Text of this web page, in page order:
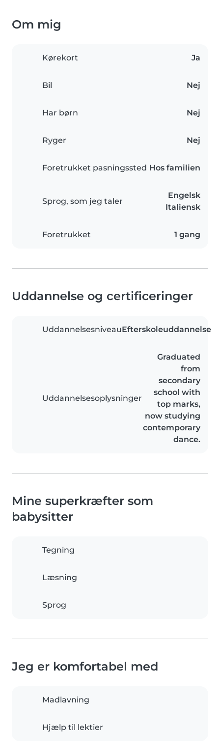
Om mig
Kørekort Ja
Bil Nej
Har børn Nej
Ryger Nej
Foretrukket pasningssted Hos familien
Sprog, som jeg taler
Engelsk
Italiensk
Foretrukket 1 gang
Uddannelse og certificeringer
UddannelsesniveauEfterskoleuddannelse
Uddannelsesoplysninger
Graduated
from
secondary
school with
top marks,
now studying
contemporary
dance.
Mine superkræfter som
babysitter
Tegning
Læsning
Sprog
Jeg er komfortabel med
Madlavning
Hjælp til lektier